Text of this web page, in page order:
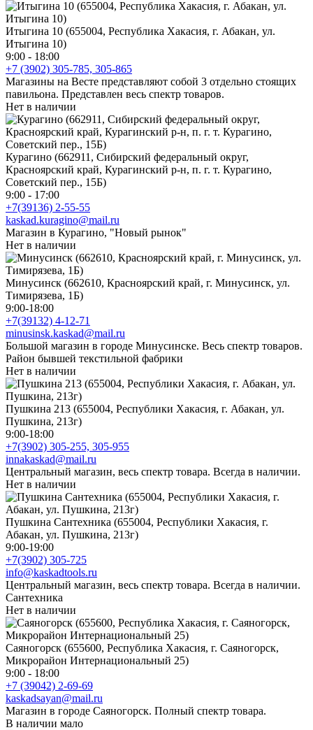
Итыгина 10 (655004, Республика Хакасия, г. Абакан, ул.
Итыгина 10)
9:00 - 18:00
+7 (3902) 305-785, 305-865
Магазины на Весте представляют собой 3 отдельно стоящих
павильона. Представлен весь спектр товаров.
Нет в наличии
Курагино (662911, Сибирский федеральный округ,
Красноярский край, Курагинский р-н, п. г. т. Курагино,
Советский пер., 15Б)
9:00 - 17:00
+7(39136) 2-55-55
kaskad.kuragino@mail.ru
Магазин в Курагино, "Новый рынок"
Нет в наличии
Минусинск (662610, Красноярский край, г. Минусинск, ул.
Тимирязева, 1Б)
9:00-18:00
+7(39132) 4-12-71
minusinsk.kaskad@mail.ru
Большой магазин в городе Минусинске. Весь спектр товаров.
Район бывшей текстильной фабрики
Нет в наличии
Пушкина 213 (655004, Республики Хакасия, г. Абакан, ул.
Пушкина, 213г)
9:00-18:00
+7(3902) 305-255, 305-955
innakaskad@mail.ru
Центральный магазин, весь спектр товара. Всегда в наличии.
Нет в наличии
Пушкина Сантехника (655004, Республики Хакасия, г.
Абакан, ул. Пушкина, 213г)
9:00-19:00
+7(3902) 305-725
info@kaskadtools.ru
Центральный магазин, весь спектр товара. Всегда в наличии.
Сантехника
Нет в наличии
Саяногорск (655600, Республика Хакасия, г. Саяногорск,
Микрорайон Интернациональный 25)
9:00 - 18:00
+7 (39042) 2-69-69
kaskadsayan@mail.ru
Магазин в городе Саяногорск. Полный спектр товара.
В наличии мало